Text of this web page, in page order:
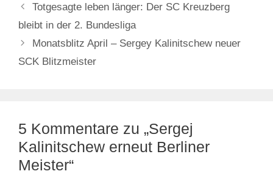
Totgesagte leben länger: Der SC Kreuzberg
bleibt in der 2. Bundesliga
Monatsblitz April – Sergey Kalinitschew neuer
SCK Blitzmeister
5 Kommentare zu „Sergej
Kalinitschew erneut Berliner
Meister“